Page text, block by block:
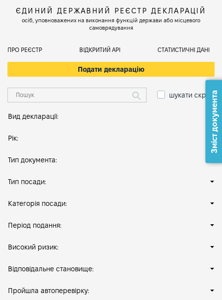
ЄДИНИЙ ДЕРЖАВНИЙ РЕЄСТР ДЕКЛАРАЦІЙ
осіб, уповноважених на виконання функцій держави або місцевого
самоврядування
ПРО РЕЄСТР ВІДКРИТИЙ АРІ СТАТИСТИЧНІ ДАНІ
Подати декларацію
шукати скрізь
Вид декларації:
Рік:
Тип документа:
Тип посади:
Категорія посади:
Період подання:
Високий ризик:
Відповідальне становище:
Пройшла автоперевірку:
Зміст документа